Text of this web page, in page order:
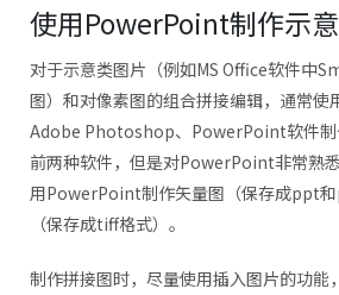
使用PowerPoint制作示
对于示意类图片（例如MS Office软件中
图）和对像素图的组合拼接编辑，通常使
Adobe Photoshop、PowerPoint软件制
前两种软件，但是对PowerPoint非常熟
用PowerPoint制作矢量图（保存成ppt
（保存成tiff格式）。
制作拼接图时，尽量使用插入图片的功能